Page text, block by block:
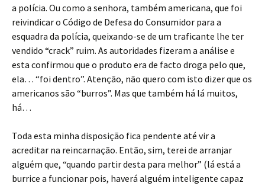
a polícia. Ou como a senhora, também americana, que foi
reivindicar o Código de Defesa do Consumidor para a
esquadra da polícia, queixando-se de um traficante lhe ter
vendido “crack” ruim. As autoridades fizeram a análise e
esta confirmou que o produto era de facto droga pelo que,
ela… “foi dentro”. Atenção, não quero com isto dizer que os
americanos são “burros”. Mas que também há lá muitos,
há…
Toda esta minha disposição fica pendente até vir a
acreditar na reincarnação. Então, sim, terei de arranjar
alguém que, “quando partir desta para melhor” (lá está a
burrice a funcionar pois, haverá alguém inteligente capaz